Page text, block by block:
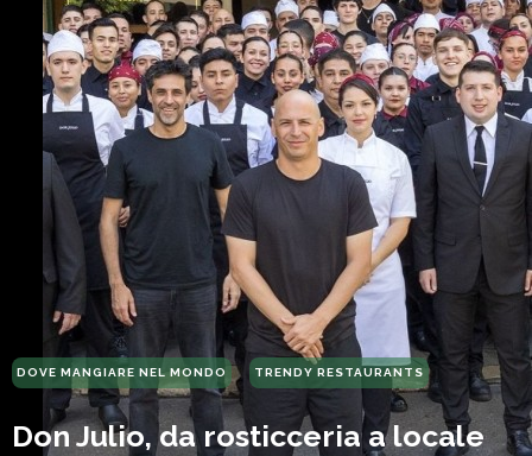
DOVE MANGIARE NEL MONDO TRENDY RESTAURANTS
Don Julio, da rosticceria a locale